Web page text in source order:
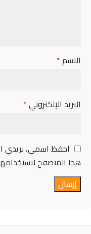
الاسم*
البريد الإلكتروني*
احفظ اسمي، بريدي
هذا المتصفح